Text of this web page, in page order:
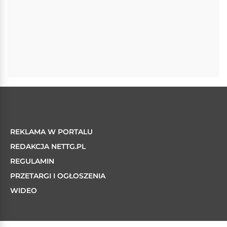
REKLAMA W PORTALU
REDAKCJA NETTG.PL
REGULAMIN
PRZETARGI I OGŁOSZENIA
WIDEO